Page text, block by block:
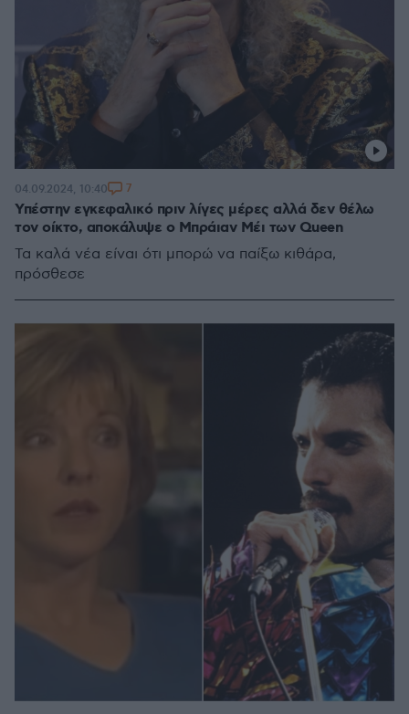
Υπέστην εγκεφαλικό πριν λίγες μέρες αλλά δεν θέλω
τον οίκτο, αποκάλυψε ο Μπράιαν Μέι των Queen
Τα καλά νέα είναι ότι μπορώ να παίξω κιθάρα,
πρόσθεσε
04.09.2024, 10:40 7